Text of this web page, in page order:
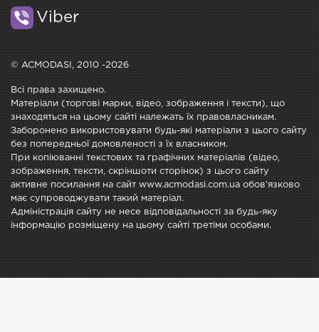
Viber
© ACMODASI, 2010 -2026
Всі права захищено.
Матеріали (торгові марки, відео, зображення і тексти), що
знаходяться на цьому сайті належать їх правовласникам.
Заборонено використовувати будь-які матеріали з цього сайту
без попередньої домовленості з їх власником.
При копіюванні текстових та графічних матеріалів (відео,
зображення, тексти, скріншоти сторінок) з цього сайту
активне посилання на сайт www.acmodasi.com.ua обов'язково
має супроводжувати такий матеріал.
Адміністрація сайту не несе відповідальності за будь-яку
інформацію розміщену на цьому сайті третіми особами.